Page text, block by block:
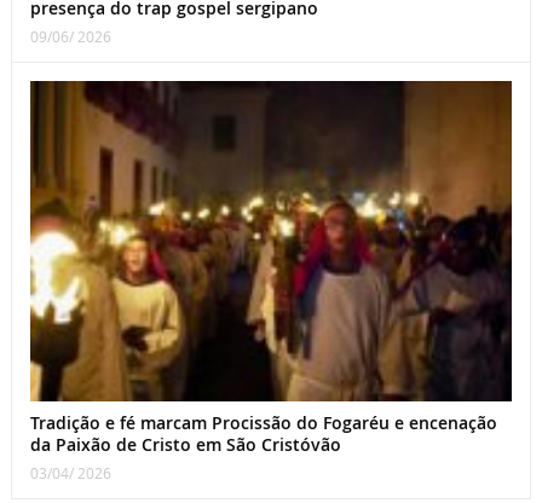
presença do trap gospel sergipano
09/06/ 2026
Tradição e fé marcam Procissão do Fogaréu e encenação
da Paixão de Cristo em São Cristóvão
03/04/ 2026